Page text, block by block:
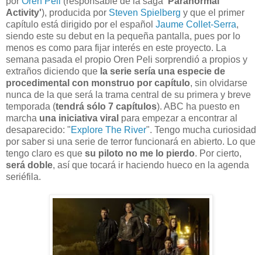
Activity'), producida por Steven Spielberg y que el primer
capítulo está dirigido por el español Jaume Collet-Serra,
siendo este su debut en la pequeña pantalla, pues por lo
menos es como para fijar interés en este proyecto. La
semana pasada el propio Oren Peli sorprendió a propios y
extraños diciendo que la serie sería una especie de
procedimental con monstruo por capítulo, sin olvidarse
nunca de la que será la trama central de su primera y breve
temporada (tendrá sólo 7 capítulos). ABC ha puesto en
marcha una iniciativa viral para empezar a encontrar al
desaparecido: "Explore The River". Tengo mucha curiosidad
por saber si una serie de terror funcionará en abierto. Lo que
tengo claro es que su piloto no me lo pierdo. Por cierto,
será doble, así que tocará ir haciendo hueco en la agenda
seriéfila.